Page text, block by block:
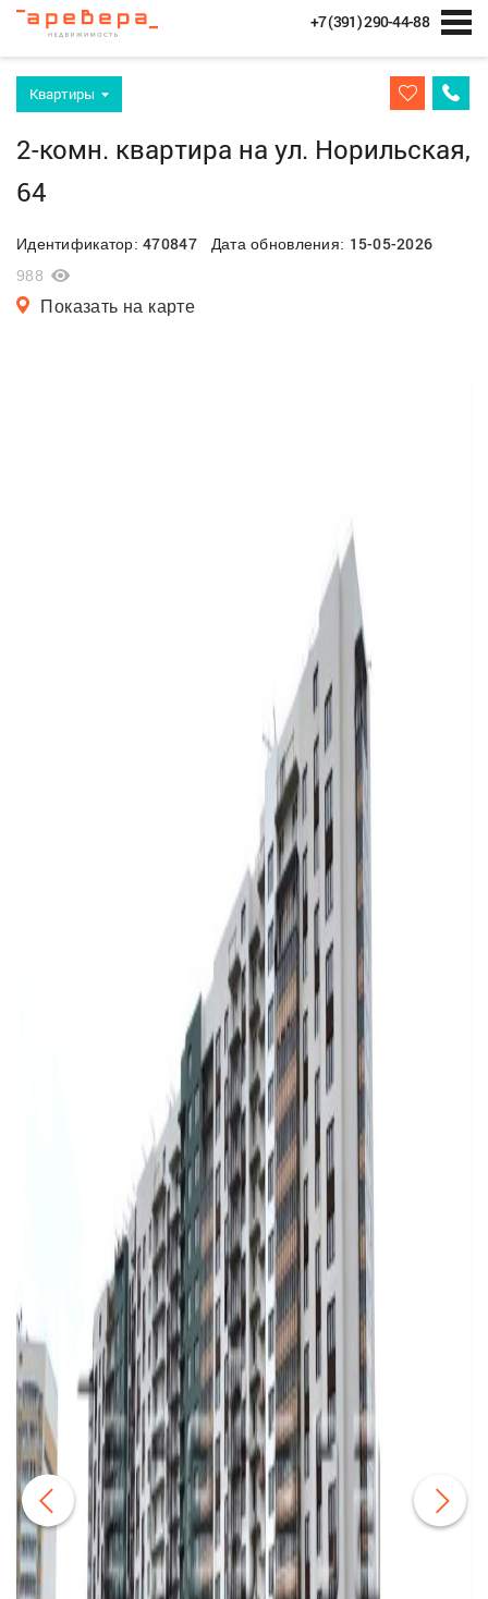
+7 (391) 290-44-88
Квартиры
2-комн. квартира на ул. Норильская,
64
Идентификатор:470847Дата обновления: 15-05-2026
988
Показать на карте